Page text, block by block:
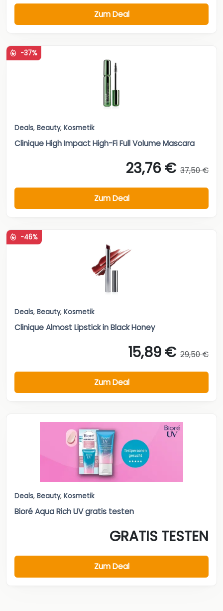
Zum Deal
-37%
Deals, Beauty, Kosmetik
Clinique High Impact High-Fi Full Volume Mascara
23,76 € 37,50 €
Zum Deal
-46%
Deals, Beauty, Kosmetik
Clinique Almost Lipstick in Black Honey
15,89 € 29,50 €
Zum Deal
Deals, Beauty, Kosmetik
Bioré Aqua Rich UV gratis testen
GRATIS TESTEN
Zum Deal